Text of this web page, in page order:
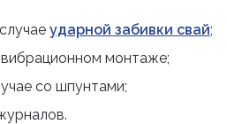
ударной забивки свай;
монтаже;
со шпунтами;